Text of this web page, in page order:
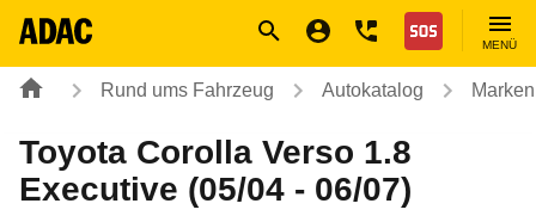
Nothilfe
MENÜ
Rund ums Fahrzeug Autokatalog
Toyota Corolla Verso 1.8
Executive (05/04 - 06/07)